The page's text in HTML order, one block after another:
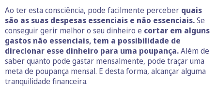
Ao ter esta consciência, pode facilmente perceber quais
são as suas despesas essenciais e não essenciais.Se
conseguir gerir melhor o seu dinheiro e cortar em alguns
gastos não essenciais, tem a possibilidade de
direcionar esse dinheiro para uma poupança.Além de
saber quanto pode gastar mensalmente, pode traçar uma
meta de poupança mensal. E desta forma, alcançar alguma
tranquilidade financeira.